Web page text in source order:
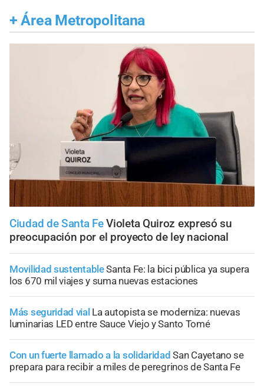
+ Área Metropolitana
Ciudad de Santa Fe Violeta Quiroz expresó su
preocupación por el proyecto de ley nacional
Movilidad sustentableSanta Fe: la bici pública ya supera
los 670 mil viajes y suma nuevas estaciones
Más seguridad vial La autopista se moderniza: nuevas
luminarias LED entre Sauce Viejo y Santo Tomé
Con un fuerte llamado a la solidaridad San Cayetano se
prepara para recibir a miles de peregrinos de Santa Fe